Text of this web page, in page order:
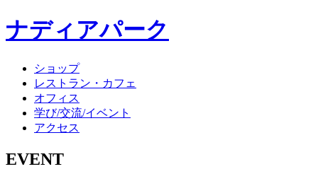
ナディアパーク
ショップ
レストラン・カフェ
オフィス
学び/交流/イベント
アクセス
EVENT